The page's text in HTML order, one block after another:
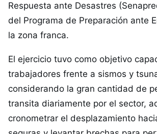
Respuesta ante Desastres
del Programa de Preparación ante
la zona franca.
El ejercicio tuvo como objetivo
trabajadores frente a sismos y
considerando la gran cantidad de
transita diariamente por el sector,
cronometrar el desplazamiento